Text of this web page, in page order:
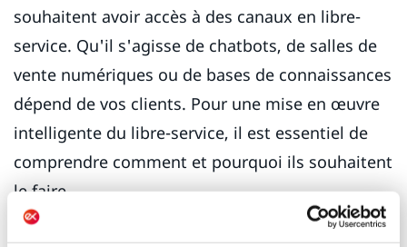
souhaitent avoir accès à des canaux en libre-
service. Qu'il s'agisse de chatbots, de salles de
vente numériques ou de bases de connaissances
dépend de vos clients. Pour une mise en œuvre
intelligente du libre-service, il est essentiel de
comprendre comment et pourquoi ils souhaitent
le faire.
Une stratégie CX de premier ordre prend des